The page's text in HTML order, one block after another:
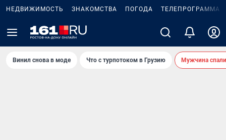
НЕДВИЖИМОСТЬ ЗНАКОМСТВА ПОГОДА ТЕЛЕПРОГРАММА
Винил снова в моде Что с турпотоком в Грузию Мужчина